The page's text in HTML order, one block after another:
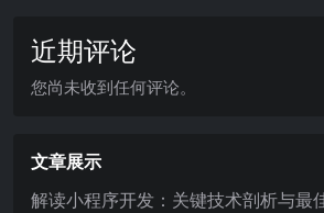
近期评论
您尚未收到任何评论。
文章展示
解读小程序开发：关键技术剖析与最